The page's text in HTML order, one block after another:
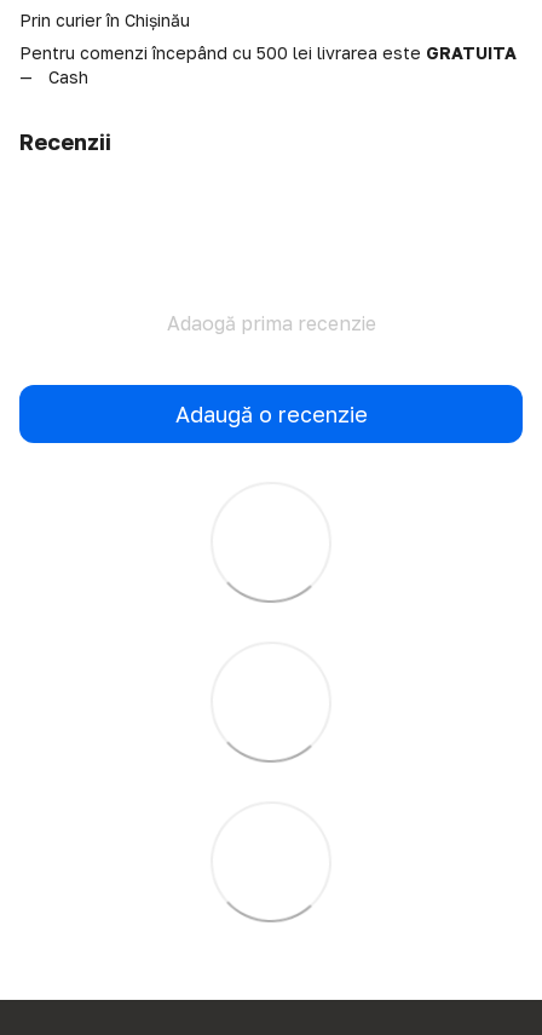
Prin curier în Chișinău
Pentru comenzi începând cu 500 lei livrarea este GRATUITA
Cash
Recenzii
Adaogă prima recenzie
Adaugă o recenzie